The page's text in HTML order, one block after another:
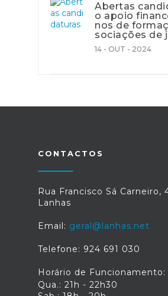
Abertas
o apoio
nos de
sociações de
14 - OUT - 2024
CONTACTOS
Rua Francisco Sá Carneiro,
Lanhas
Email: geral@lanhas.net
Telefone: 924 691 030
Horário de Funcionamento:
Qua.: 21h - 22h30